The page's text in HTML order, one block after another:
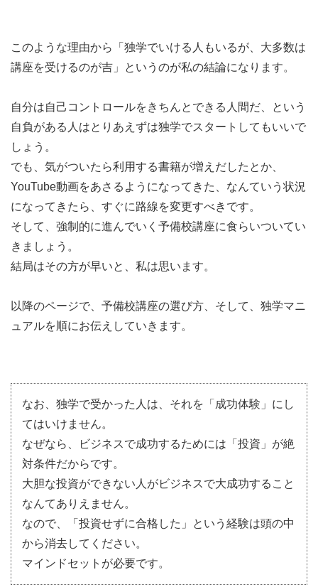
このような理由から「独学でいける人もいるが、大多数は
講座を受けるのが吉」というのが私の結論になります。
自分は自己コントロールをきちんとできる人間だ、という
自負がある人はとりあえずは独学でスタートしてもいいで
しょう。
でも、気がついたら利用する書籍が増えだしたとか、
YouTube動画をあさるようになってきた、なんていう状況
になってきたら、すぐに路線を変更すべきです。
そして、強制的に進んでいく予備校講座に食らいついてい
きましょう。
結局はその方が早いと、私は思います。
以降のページで、予備校講座の選び方、そして、独学マニ
ュアルを順にお伝えしていきます。
なお、独学で受かった人は、それを「成功体験」にし
てはいけません。
なぜなら、ビジネスで成功するためには「投資」が絶
対条件だからです。
大胆な投資ができない人がビジネスで大成功すること
なんてありえません。
なので、「投資せずに合格した」という経験は頭の中
から消去してください。
マインドセットが必要です。